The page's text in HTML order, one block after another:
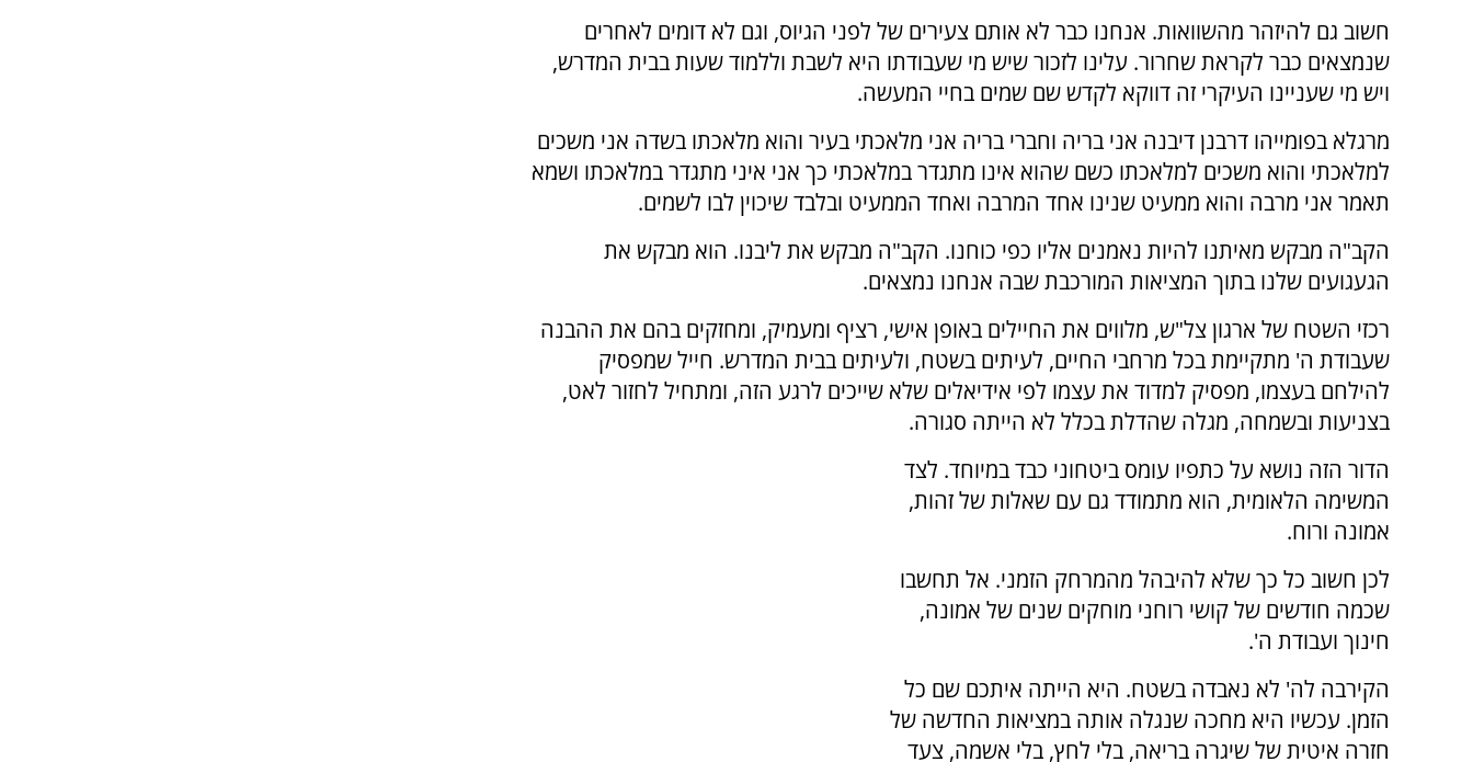
חשוב גם להיזהר מהשוואות. אנחנו כבר לא אותם צעירים של לפני הגיוס, וגם לא דומים לאחרים
שנמצאים כבר לקראת שחרור. עלינו לזכור שיש מי שעבודתו היא לשבת וללמוד שעות בבית המדרש,
ויש מי שעניינו העיקרי זה דווקא לקדש שם שמים בחיי המעשה.
מרגלא בפומייהו דרבנן דיבנה אני בריה וחברי בריה אני מלאכתי בעיר והוא מלאכתו בשדה אני משכים
למלאכתי והוא משכים למלאכתו כשם שהוא אינו מתגדר במלאכתי כך אני איני מתגדר במלאכתו ושמא
תאמר אני מרבה והוא ממעיט שנינו אחד המרבה ואחד הממעיט ובלבד שיכוין לבו לשמים.
הקב"ה מבקש מאיתנו להיות נאמנים אליו כפי כוחנו. הקב"ה מבקש את ליבנו. הוא מבקש את
הגעגועים שלנו בתוך המציאות המורכבת שבה אנחנו נמצאים.
רכזי השטח של ארגון צל"ש, מלווים את החיילים באופן אישי, רציף ומעמיק, ומחזקים בהם את ההבנה
שעבודת ה' מתקיימת בכל מרחבי החיים, לעיתים בשטח, ולעיתים בבית המדרש. חייל שמפסיק
להילחם בעצמו, מפסיק למדוד את עצמו לפי אידיאלים שלא שייכים לרגע הזה, ומתחיל לחזור לאט,
בצניעות ובשמחה, מגלה שהדלת בכלל לא הייתה סגורה.
הדור הזה נושא על כתפיו עומס ביטחוני כבד במיוחד. לצד
המשימה הלאומית, הוא מתמודד גם עם שאלות של זהות,
אמונה ורוח.
לכן חשוב כל כך שלא להיבהל מהמרחק הזמני. אל תחשבו
שכמה חודשים של קושי רוחני מוחקים שנים של אמונה,
חינוך ועבודת ה'.
הקירבה לה' לא נאבדה בשטח. היא הייתה איתכם שם כל
הזמן. עכשיו היא מחכה שנגלה אותה במציאות החדשה של
חזרה איטית של שיגרה בריאה, בלי לחץ, בלי אשמה, צעד